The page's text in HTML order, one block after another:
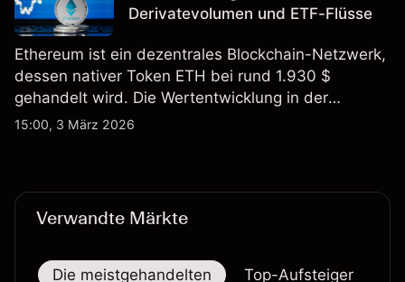
Derivatevolumen und ETF-Flüsse
Ethereum ist ein dezentrales Blockchain-Netzwerk,
dessen nativer Token ETH bei rund 1.930 $
gehandelt wird. Die Wertentwicklung in der
Vergangenheit ist kein verlässlicher Indikator für
15:00, 3 März 2026
Verwandte Märkte
Die meistgehandelten Top-Aufsteiger